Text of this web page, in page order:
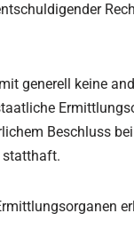
generell keine
Beschluss
statthaft.